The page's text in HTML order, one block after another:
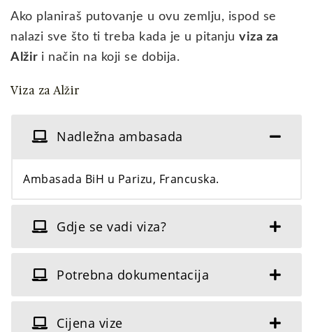
Ako planiraš putovanje u ovu zemlju, ispod se
nalazi sve što ti treba kada je u pitanju viza za
Alžir i način na koji se dobija.
Viza za Alžir
Nadležna ambasada
Ambasada BiH u Parizu, Francuska.
Gdje se vadi viza?
Potrebna dokumentacija
Cijena vize